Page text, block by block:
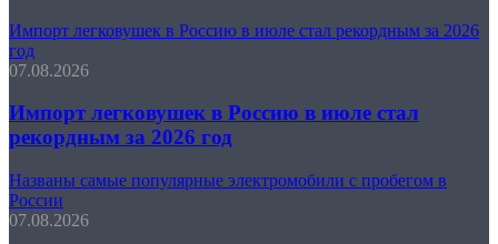
Импорт легковушек в Россию в июле стал рекордным за 2026
год
07.08.2026
Импорт легковушек в Россию в июле стал
рекордным за 2026 год
Названы самые популярные электромобили с пробегом в
России
07.08.2026